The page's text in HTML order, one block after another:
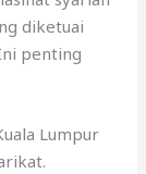
diketuai
penting
Lumpur